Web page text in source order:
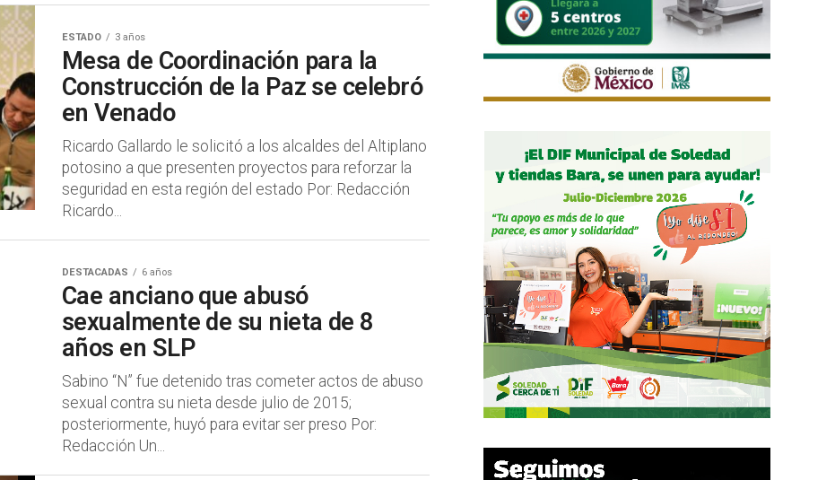
ESTADO 3 años
Mesa de Coordinación para la
Construcción de la Paz se celebró
en Venado
Ricardo Gallardo le solicitó a los alcaldes del Altiplano
potosino a que presenten proyectos para reforzar la
seguridad en esta región del estado Por: Redacción
Ricardo...
DESTACADAS 6 años
Cae anciano que abusó
sexualmente de su nieta de 8
años en SLP
Sabino “N” fue detenido tras cometer actos de abuso
sexual contra su nieta desde julio de 2015;
posteriormente, huyó para evitar ser preso Por:
Redacción Un...